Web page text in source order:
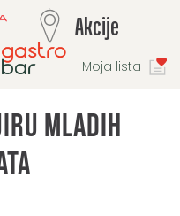
Moja lista
L Akcije
mladih